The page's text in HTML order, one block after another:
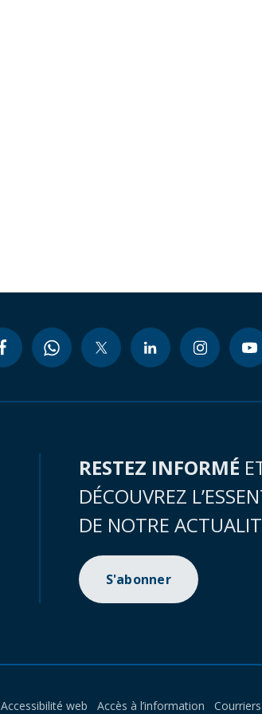
RESTEZ INFORMÉ
DÉCOUVREZ
DE NOTRE
S'abonner
Accessibilité web Accès à l’information